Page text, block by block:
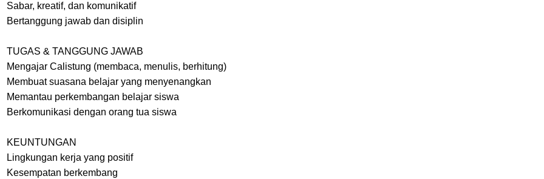
Sabar, kreatif, dan komunikatif
Bertanggung jawab dan disiplin
TUGAS & TANGGUNG JAWAB
Mengajar Calistung (membaca, menulis, berhitung)
Membuat suasana belajar yang menyenangkan
Memantau perkembangan belajar siswa
Berkomunikasi dengan orang tua siswa
KEUNTUNGAN
Lingkungan kerja yang positif
Kesempatan berkembang